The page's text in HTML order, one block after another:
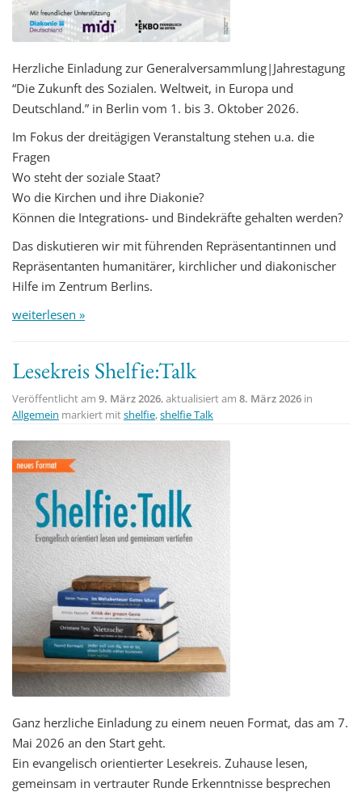
Herzliche Einladung zur Generalversammlung|Jahrestagung
“Die Zukunft des Sozialen. Weltweit, in Europa und
Deutschland.” in Berlin vom 1. bis 3. Oktober 2026.
Im Fokus der dreitägigen Veranstaltung stehen u.a. die
Fragen
Wo steht der soziale Staat?
Wo die Kirchen und ihre Diakonie?
Können die Integrations- und Bindekräfte gehalten werden?
Das diskutieren wir mit führenden Repräsentantinnen und
Repräsentanten humanitärer, kirchlicher und diakonischer
Hilfe im Zentrum Berlins.
weiterlesen »
Lesekreis Shelfie:Talk
Veröffentlicht am 9. März 2026, aktualisiert am 8. März 2026 in
Allgemein markiert mitshelfie,shelfie Talk
Ganz herzliche Einladung zu einem neuen Format, das am 7.
Mai 2026 an den Start geht.
Ein evangelisch orientierter Lesekreis. Zuhause lesen,
gemeinsam in vertrauter Runde Erkenntnisse besprechen